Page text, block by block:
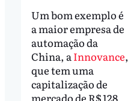
Um bom exemplo é
a maior empresa de
automação da
China, aInnovance,
que tem uma
capitalização de
mercado de R$ 128